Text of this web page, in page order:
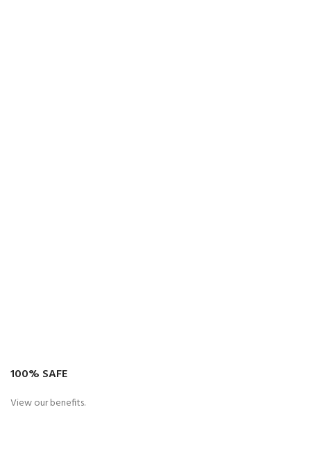
100% SAFE
View our benefits.